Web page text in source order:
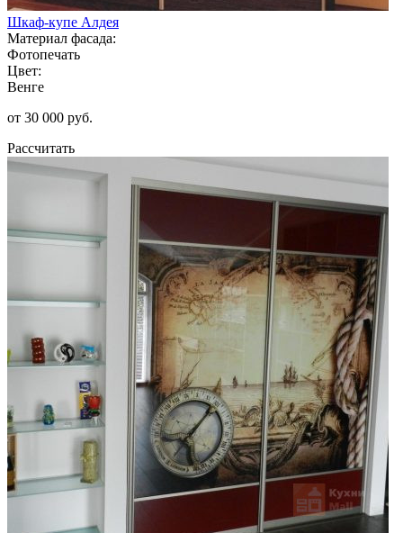
Шкаф-купе Алдея
Материал фасада:
Фотопечать
Цвет:
Венге
от 30 000 руб.
Рассчитать